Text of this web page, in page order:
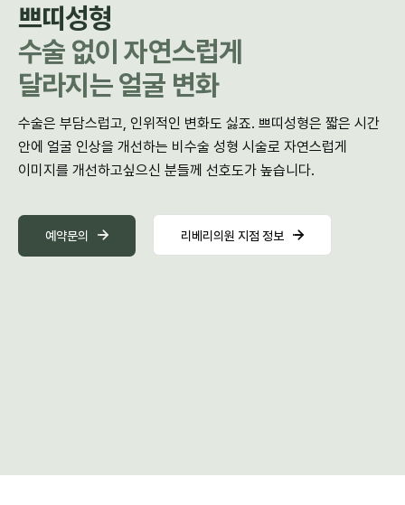
쁘띠성형
수술 없이 자연스럽게
달라지는 얼굴 변화
수술은 부담스럽고, 인위적인 변화도 싫죠. 쁘띠성형은 짧은 시간
안에 얼굴 인상을 개선하는 비수술 성형 시술로 자연스럽게
이미지를 개선하고싶으신 분들께 선호도가 높습니다.
예약문의 리베리의원 지점 정보